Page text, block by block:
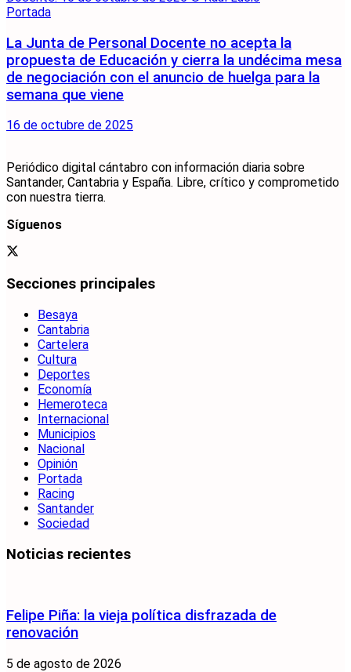
Portada
La Junta de Personal Docente no acepta la
propuesta de Educación y cierra la undécima mesa
de negociación con el anuncio de huelga para la
semana que viene
16 de octubre de 2025
Periódico digital cántabro con información diaria sobre
Santander, Cantabria y España. Libre, crítico y comprometido
con nuestra tierra.
Síguenos
Secciones principales
Besaya
Cantabria
Cartelera
Cultura
Deportes
Economía
Hemeroteca
Internacional
Municipios
Nacional
Opinión
Portada
Racing
Santander
Sociedad
Noticias recientes
Felipe Piña: la vieja política disfrazada de
renovación
5 de agosto de 2026